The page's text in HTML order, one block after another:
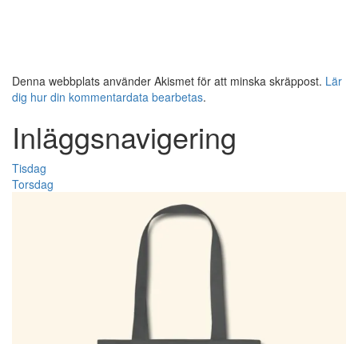
Denna webbplats använder Akismet för att minska skräppost. Lär
dig hur din kommentardata bearbetas.
Inläggsnavigering
Tisdag
Torsdag